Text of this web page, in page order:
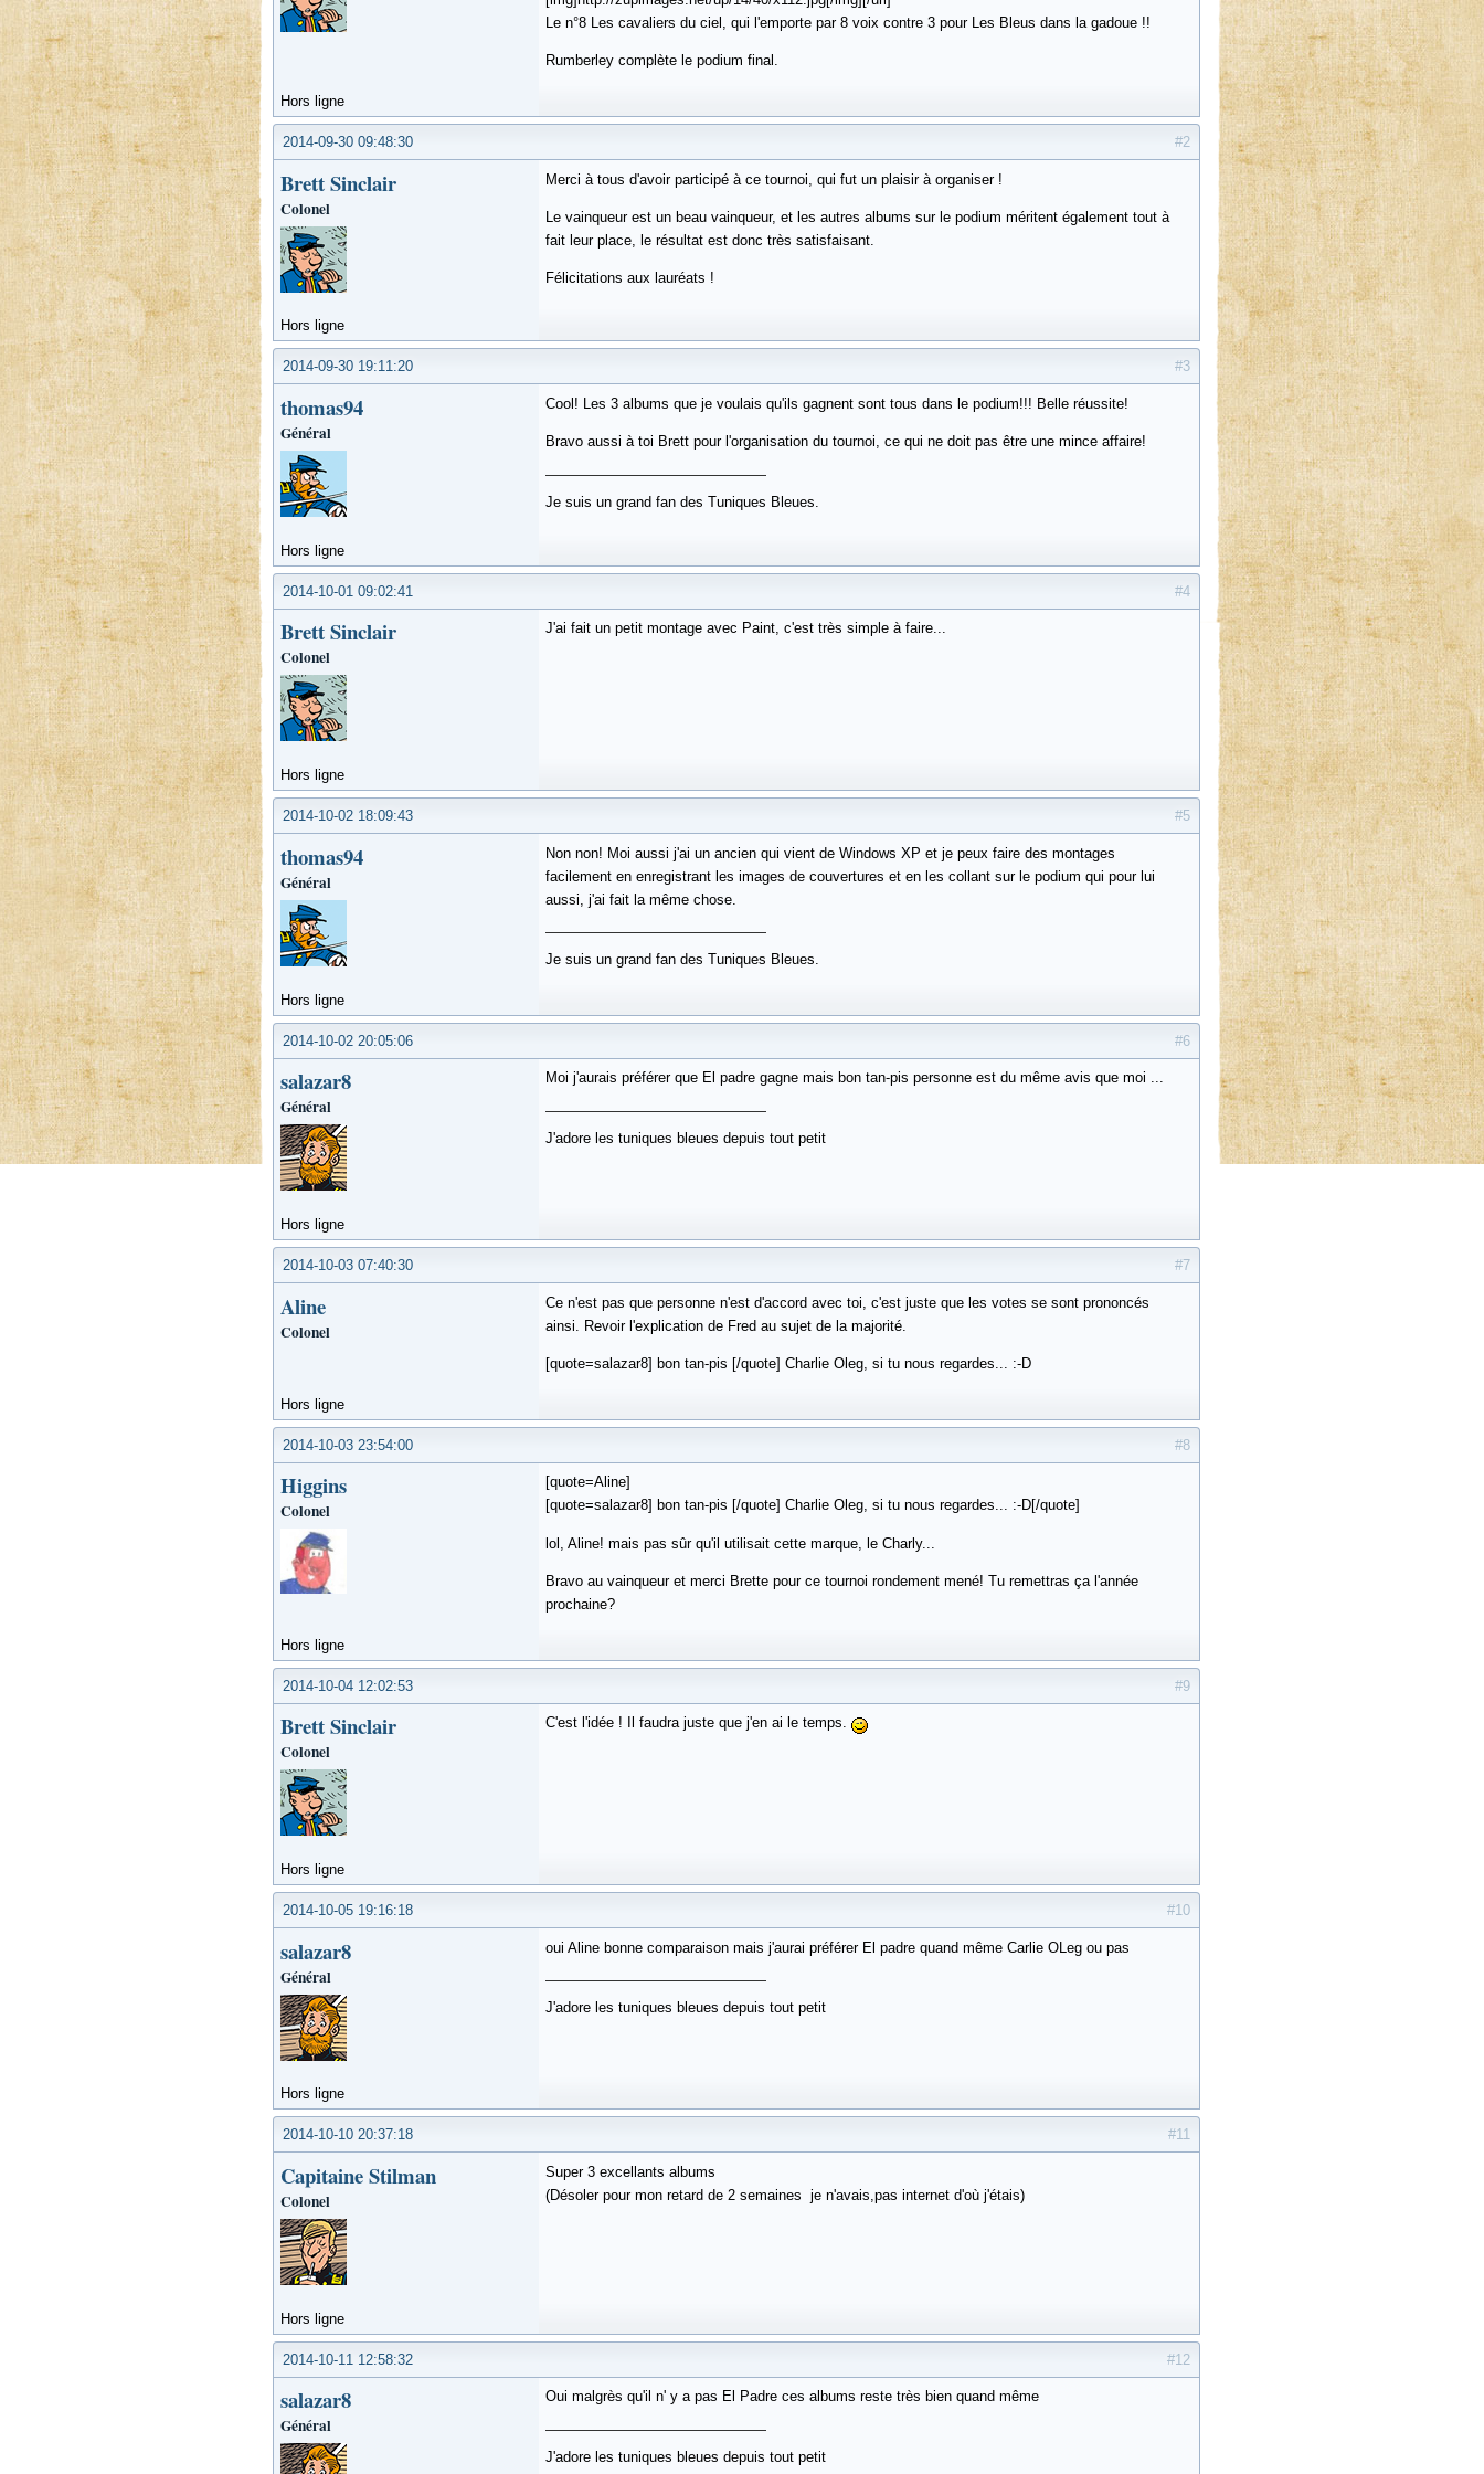
Le n°8 Les cavaliers du ciel, qui l'emporte par 8 voix contre 3 pour Les Bleus dans la gadoue !!
Rumberley complète le podium final.
Hors ligne
#2
2014-09-30 09:48:30
Brett Sinclair
Colonel
Merci à tous d'avoir participé à ce tournoi, qui fut un plaisir à organiser !
Le vainqueur est un beau vainqueur, et les autres albums sur le podium méritent également tout à
fait leur place, le résultat est donc très satisfaisant.
Félicitations aux lauréats !
Hors ligne
#3
2014-09-30 19:11:20
thomas94
Général
Cool! Les 3 albums que je voulais qu'ils gagnent sont tous dans le podium!!! Belle réussite!
Bravo aussi à toi Brett pour l'organisation du tournoi, ce qui ne doit pas être une mince affaire!
Je suis un grand fan des Tuniques Bleues.
Hors ligne
#4
2014-10-01 09:02:41
Brett Sinclair
Colonel
J'ai fait un petit montage avec Paint, c'est très simple à faire...
Hors ligne
#5
2014-10-02 18:09:43
thomas94
Général
Non non! Moi aussi j'ai un ancien qui vient de Windows XP et je peux faire des montages
facilement en enregistrant les images de couvertures et en les collant sur le podium qui pour lui
aussi, j'ai fait la même chose.
Je suis un grand fan des Tuniques Bleues.
Hors ligne
#6
2014-10-02 20:05:06
salazar8
Général
Moi j'aurais préférer que El padre gagne mais bon tan-pis personne est du même avis que moi ...
J'adore les tuniques bleues depuis tout petit
Hors ligne
#7
2014-10-03 07:40:30
Aline
Colonel
Ce n'est pas que personne n'est d'accord avec toi, c'est juste que les votes se sont prononcés
ainsi. Revoir l'explication de Fred au sujet de la majorité.
[quote=salazar8] bon tan-pis [/quote] Charlie Oleg, si tu nous regardes... :-D
Hors ligne
#8
2014-10-03 23:54:00
Higgins
Colonel
[quote=Aline]
[quote=salazar8] bon tan-pis [/quote] Charlie Oleg, si tu nous regardes... :-D[/quote]
lol, Aline! mais pas sûr qu'il utilisait cette marque, le Charly...
Bravo au vainqueur et merci Brette pour ce tournoi rondement mené! Tu remettras ça l'année
prochaine?
Hors ligne
#9
2014-10-04 12:02:53
Brett Sinclair
Colonel
C'est l'idée ! Il faudra juste que j'en ai le temps.
Hors ligne
#10
2014-10-05 19:16:18
salazar8
Général
oui Aline bonne comparaison mais j'aurai préférer El padre quand même Carlie OLeg ou pas
J'adore les tuniques bleues depuis tout petit
Hors ligne
#11
2014-10-10 20:37:18
Capitaine Stilman
Colonel
Super 3 excellants albums
(Désoler pour mon retard de 2 semaines je n'avais,pas internet d'où j'étais)
Hors ligne
#12
2014-10-11 12:58:32
salazar8
Général
Oui malgrès qu'il n' y a pas El Padre ces albums reste très bien quand même
J'adore les tuniques bleues depuis tout petit